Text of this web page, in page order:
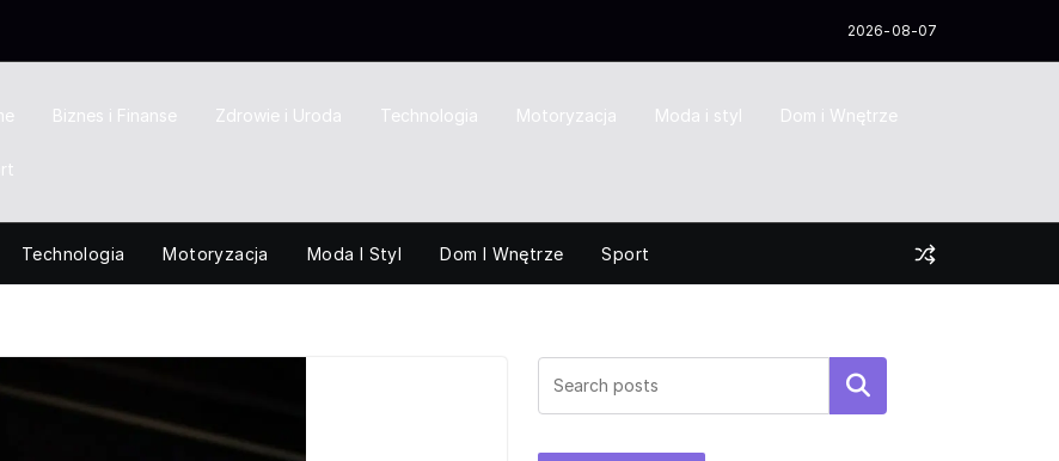
2026-08-07
Biznes i Finanse Zdrowie i Uroda Technologia Motoryzacja Moda i styl Dom i Wnętrze
Technologia Motoryzacja Moda I Styl Dom I Wnętrze Sport
Szukaj